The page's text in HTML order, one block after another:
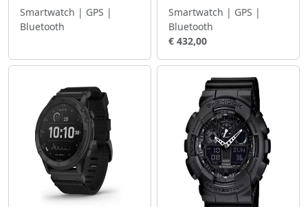
Smartwatch | GPS |
Bluetooth
Smartwatch | GPS |
Bluetooth
€ 432,00